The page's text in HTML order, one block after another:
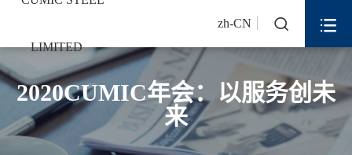
zh-CN  
2020CUMIC年会：以服务创未
来